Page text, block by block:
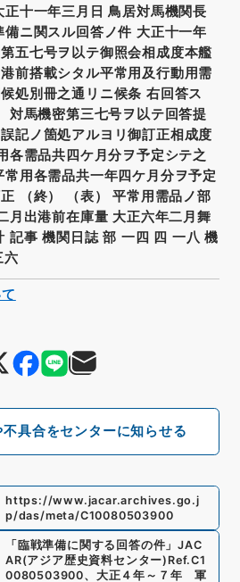
具合をセンターに知らせる
十一年三月日 鳥居対馬機関長
ニ関スル回答ノ件 大正十一年
五七号ヲ以テ御照会相成度本艦
前搭載シタル平常用及行動用需
処別冊之通リニ候条 右回答ス
対馬機密第三七号ヲ以テ回答提
記ノ箇処アルヨリ御訂正相成度
各需品共四ケ月分ヲ予定シテ之
用各需品共一年四ケ月分ヲ予定
（終） （表） 平常用需品ノ部
月出港前在庫量 大正六年二月舞
記事 機関日誌 部 一四 四 一八 機
六
https://www.jacar.archives.go.j
p/das/meta/C10080503900
「 臨戦準備に関する回答の件 」JAC
AR(アジア歴史資料センター) Ref.C1
0080503900、 大正４年～７年 軍